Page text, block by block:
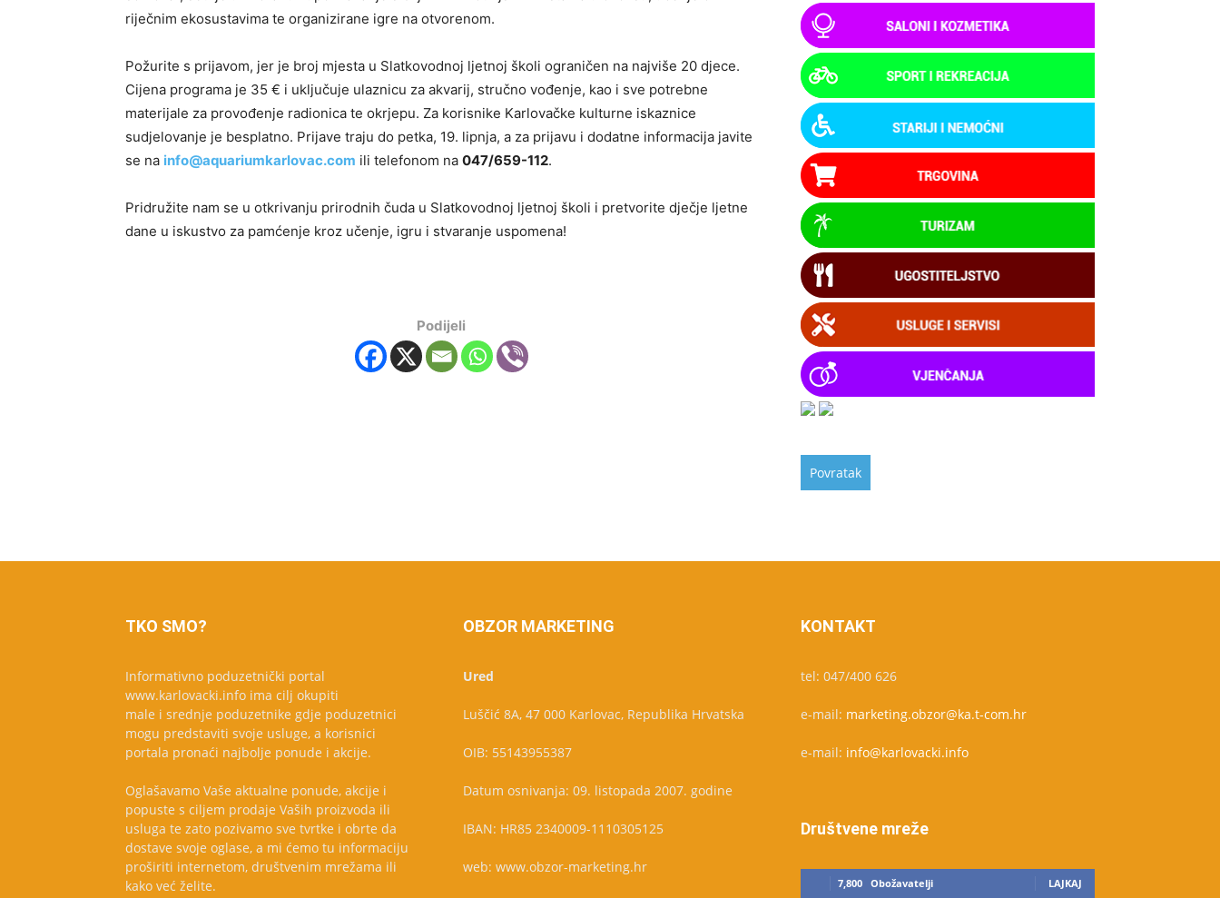
riječnim ekosustavima te organizirane igre na otvorenom.
Požurite s prijavom, jer je broj mjesta u Slatkovodnoj ljetnoj školi ograničen na najviše 20 djece.
Cijena programa je 35 € i uključuje ulaznicu za akvarij, stručno vođenje, kao i sve potrebne
materijale za provođenje radionica te okrjepu. Za korisnike Karlovačke kulturne iskaznice
sudjelovanje je besplatno. Prijave traju do petka, 19. lipnja, a za prijavu i dodatne informacija javite
se na info@aquariumkarlovac.com ili telefonom na 047/659-112.
Pridružite nam se u otkrivanju prirodnih čuda u Slatkovodnoj ljetnoj školi i pretvorite dječje ljetne
dane u iskustvo za pamćenje kroz učenje, igru i stvaranje uspomena!
Podijeli
TKO SMO?
Informativno poduzetnički portal
www.karlovacki.info ima cilj okupiti
male i srednje poduzetnike gdje poduzetnici
mogu predstaviti svoje usluge, a korisnici
portala pronaći najbolje ponude i akcije.
Oglašavamo Vaše aktualne ponude, akcije i
popuste s ciljem prodaje Vaših proizvoda ili
usluga te zato pozivamo sve tvrtke i obrte da
dostave svoje oglase, a mi ćemo tu informaciju
proširiti internetom, društvenim mrežama ili
kako već želite.
OBZOR MARKETING
Ured
Luščić 8A, 47 000 Karlovac, Republika Hrvatska
OIB: 55143955387
Datum osnivanja: 09. listopada 2007. godine
IBAN: HR85 2340009-1110305125
web: www.obzor-marketing.hr
KONTAKT
tel: 047/400 626
e-mail: marketing.obzor@ka.t-com.hr
e-mail: info@karlovacki.info
Društvene mreže
7,800 Obožavatelji LAJKAJ